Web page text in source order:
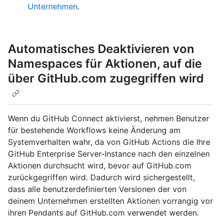
Unternehmen.
Automatisches Deaktivieren von
Namespaces für Aktionen, auf die
über GitHub.com zugegriffen wird
Wenn du GitHub Connect aktivierst, nehmen Benutzer
für bestehende Workflows keine Änderung am
Systemverhalten wahr, da von GitHub Actions die Ihre
GitHub Enterprise Server-Instance nach den einzelnen
Aktionen durchsucht wird, bevor auf GitHub.com
zurückgegriffen wird. Dadurch wird sichergestellt,
dass alle benutzerdefinierten Versionen der von
deinem Unternehmen erstellten Aktionen vorrangig vor
ihren Pendants auf GitHub.com verwendet werden.